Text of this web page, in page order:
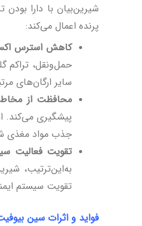
شیرین‌بیان با دارا
پرنده اعمال می‌کند:
کاهش استرس
حمل‌ونقل، تراکم
سایر ارگان‌های
محافظت از
پیشگیری می‌کند.
جذب مواد مغذی
تقویت فعالیت
به‌این‌ترتیب،
تقویت سیستم
فواید و اثرات سین